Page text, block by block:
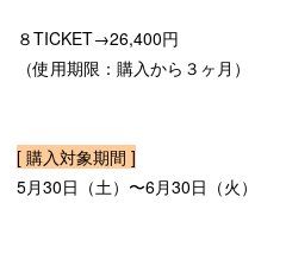
８TICKET→26,400円
（使用期限：購入から３ヶ月）
[ 購入対象期間 ]
5月30日（土）〜6月30日（火）